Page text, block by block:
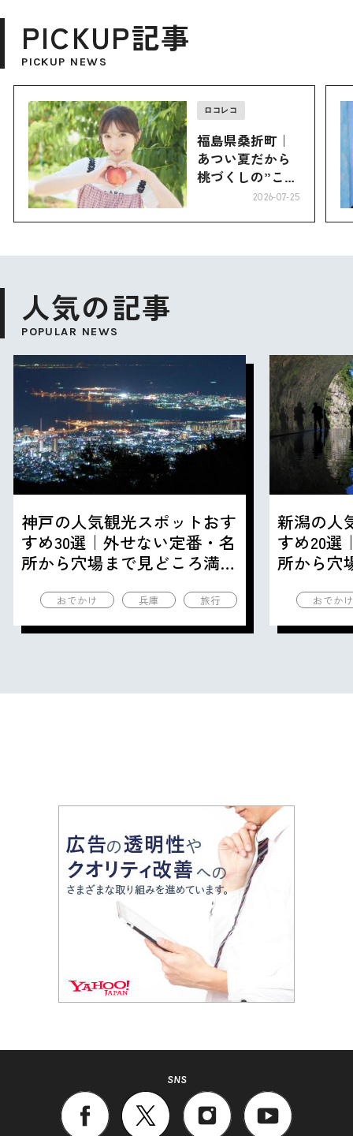
PICKUP記事
PICKUP NEWS
ロコレコ
福島県桑折町｜
あつい夏だから
桃づくしの”こお
2026-07-25
人気の記事
POPULAR NEWS
神戸の人気観光スポットおす
すめ30選｜外せない定番・名
所から穴場まで見どころ満載
おでかけ 兵庫 旅行
新潟の人
すめ20選
所から穴
おでか
SNS